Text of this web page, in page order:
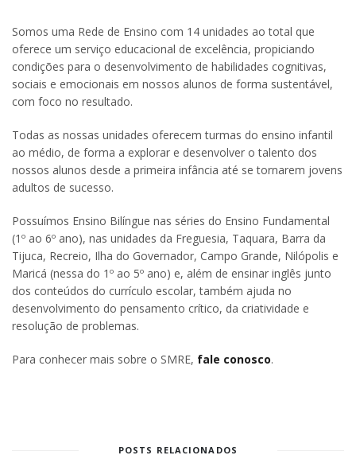
Somos uma Rede de Ensino com 14 unidades ao total que
oferece um serviço educacional de excelência, propiciando
condições para o desenvolvimento de habilidades cognitivas,
sociais e emocionais em nossos alunos de forma sustentável,
com foco no resultado.
Todas as nossas unidades oferecem turmas do ensino infantil
ao médio, de forma a explorar e desenvolver o talento dos
nossos alunos desde a primeira infância até se tornarem jovens
adultos de sucesso.
Possuímos Ensino Bilíngue nas séries do Ensino Fundamental
(1º ao 6º ano), nas unidades da Freguesia, Taquara, Barra da
Tijuca, Recreio, Ilha do Governador, Campo Grande, Nilópolis e
Maricá (nessa do 1º ao 5º ano) e, além de ensinar inglês junto
dos conteúdos do currículo escolar, também ajuda no
desenvolvimento do pensamento crítico, da criatividade e
resolução de problemas.
Para conhecer mais sobre o SMRE, fale conosco.
POSTS RELACIONADOS